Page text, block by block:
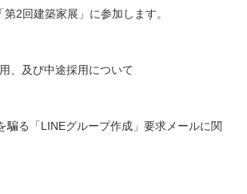
2回建築家展」に参加します。
、及び中途採用について
騙る「LINEグループ作成」要求メールに関